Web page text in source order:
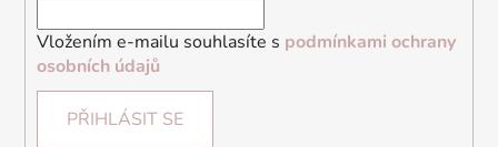
Vložením e-mailu souhlasíte s podmínkami ochrany
osobních údajů
PŘIHLÁSIT SE